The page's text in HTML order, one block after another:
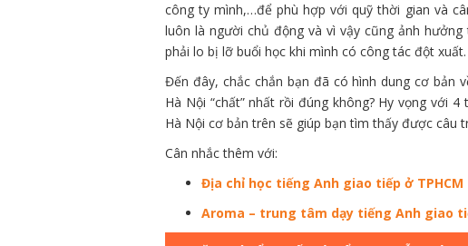
công ty mình,…để phù hợp với quỹ thời gian và
luôn là người chủ động và vì vậy cũng ảnh
phải lo bị lỡ buổi học khi mình có công tác đột xuất.
Đến đây, chắc chắn bạn đã có hình dung cơ bản
Hà Nội “chất” nhất rồi đúng không? Hy vọng với
Hà Nội cơ bản trên sẽ giúp bạn tìm thấy được câu
Cân nhắc thêm với:
Địa chỉ học tiếng Anh giao tiếp ở TPHCM
Aroma – trung tâm dạy tiếng Anh giao